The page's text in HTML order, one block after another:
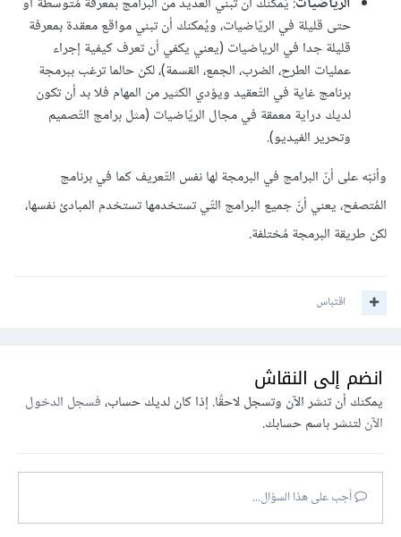
حتى قليلة في الريّاضيات، ويُمكنك أن تبني مواقع معقدة بمعرفة
قليلة جدا في الرياضيات (يعني يكفي أن تعرف كيفية إجراء
عمليات الطرح، الضرب، الجمع، القسمة)، لكن حالما ترغب ببرمجة
برنامج غاية في التّعقيد ويؤدي الكثير من المهام فلا بد أن تكون
لديك دراية معمقة في مجال الريّاضيات (مثل برامج التّصميم
وتحرير الفيديو).
وأنبّه على أنّ البرامج في البرمجة لها نفس التّعريف كما في برنامج
المُتصفح، يعني أنّ جميع البرامج التّي تستخدمها تستخدم المبادئ نفسها،
لكن طريقة البرمجة مُختلفة.
اقتباس
انضم إلى النقاش
يمكنك أن تنشر الآن وتسجل لاحقًا. إذا كان لديك حساب،فسجل الدخول
الآنلتنشر باسم حسابك.
أجب على هذا السؤال...